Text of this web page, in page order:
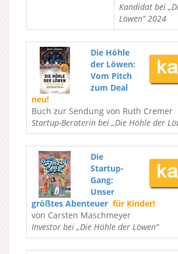
Kandidat bei
Löwen“ 2024
Die Höhle
der Löwen:
Vom Pitch
zum Deal
neu!
Buch zur Sendung von Ruth Cremer
Startup-Beraterin bei „Die Höhle der
Die
Startup-
Gang:
Unser
größtes Abenteuer für Kinder!
von Carsten Maschmeyer
Investor bei „Die Höhle der Löwen“